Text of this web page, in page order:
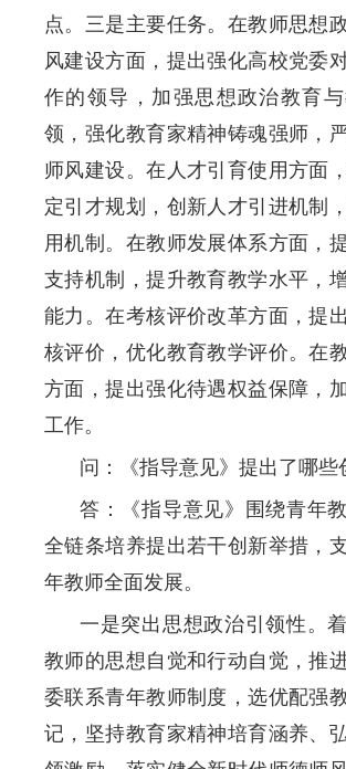
点。三是主要任务。在教师思想
风建设方面，提出强化高校党委
作的领导，加强思想政治教育与
领，强化教育家精神铸魂强师，
师风建设。在人才引育使用方面
定引才规划，创新人才引进机制
用机制。在教师发展体系方面，
支持机制，提升教育教学水平，
能力。在考核评价改革方面，提
核评价，优化教育教学评价。在
方面，提出强化待遇权益保障，
工作。
问：《指导意见》提出了哪些
答：《指导意见》围绕青年
全链条培养提出若干创新举措，
年教师全面发展。
一是突出思想政治引领性。
教师的思想自觉和行动自觉，推
委联系青年教师制度，选优配强
记，坚持教育家精神培育涵养、